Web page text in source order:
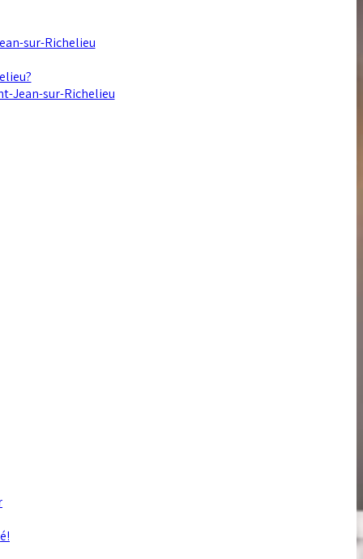
sur-Richelieu
Jean-sur-Richelieu